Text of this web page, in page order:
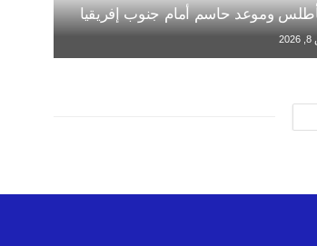
وموعد حاسم أمام جنوب إفريقيا